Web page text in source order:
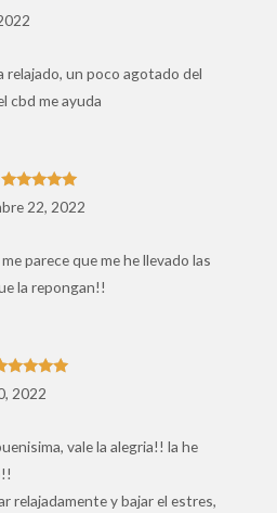
Valorado
con
relajado, un poco agotado del
cbd me ayuda
Valorado
con5de 5
22, 2022
parece que me he llevado las
la repongan!!
5de 5
2022
vale la alegria!! la he
relajadamente y bajar el estres,